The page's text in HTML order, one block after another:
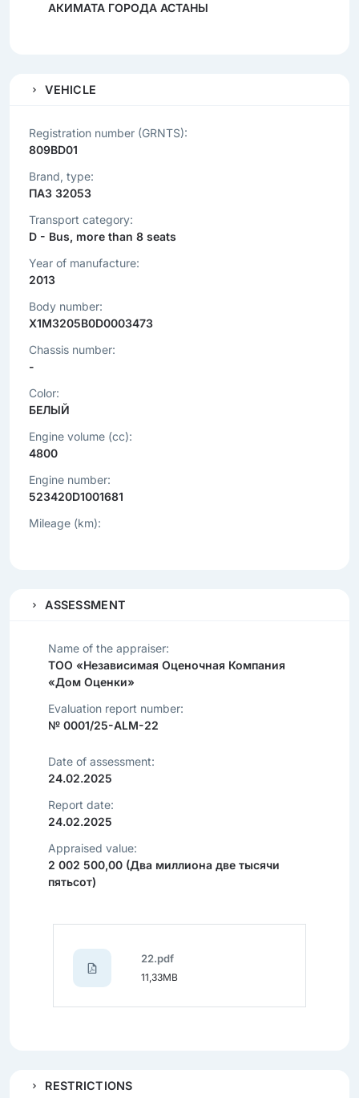
АКИМАТА ГОРОДА АСТАНЫ
VEHICLE
Registration number (GRNTS):
809BD01
Brand, type:
ПАЗ 32053
Transport category:
D - Bus, more than 8 seats
Year of manufacture:
2013
Body number:
X1M3205B0D0003473
Chassis number:
-
Color:
БЕЛЫЙ
Engine volume (cc):
4800
Engine number:
523420D1001681
Mileage (km):
ASSESSMENT
Name of the appraiser:
ТОО «Независимая Оценочная Компания
«Дом Оценки»
Evaluation report number:
№ 0001/25-ALM-22
Date of assessment:
24.02.2025
Report date:
24.02.2025
Appraised value:
2 002 500,00 (Два миллиона две тысячи
пятьсот)
22.pdf
11,33MB
RESTRICTIONS